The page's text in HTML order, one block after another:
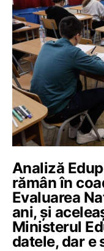
Analiză
rămân în
Evaluarea
ani, și
Ministerul
datele, dar e